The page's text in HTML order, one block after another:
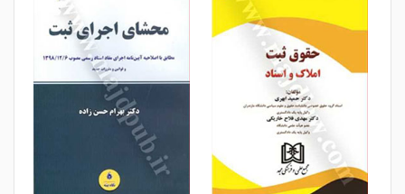
مشاهده و خرید مشاهده و خرید